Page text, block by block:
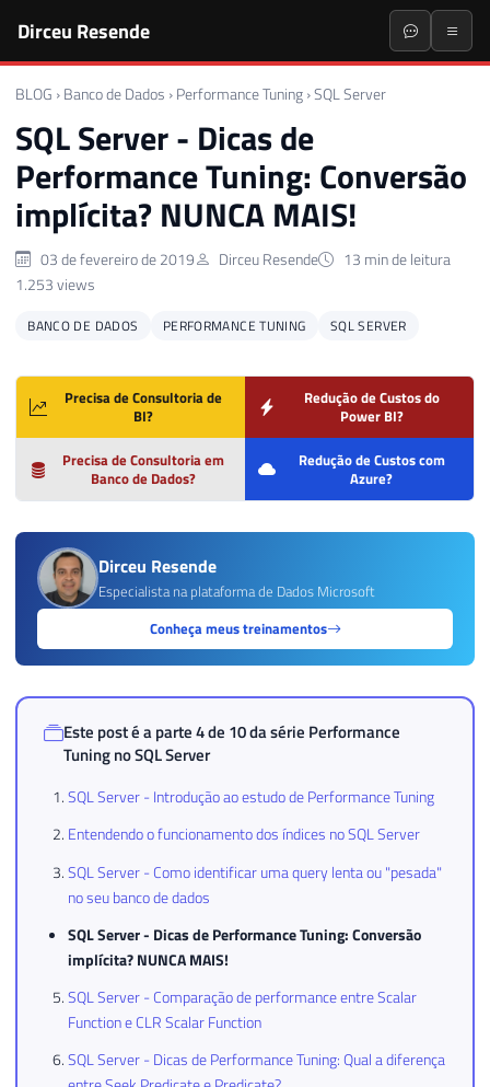
Dirceu Resende
BLOG › Banco de Dados › Performance Tuning ›SQL Server
SQL Server - Dicas de
Performance Tuning: Conversão
implícita? NUNCA MAIS!
03 de fevereiro de 2019 Dirceu Resende
13 min de leitura
1.253 views
BANCO DE DADOS PERFORMANCE TUNING SQL SERVER
Precisa de Consultoria de
BI?
Redução de Custos do
Power BI?
Precisa de Consultoria em
Banco de Dados?
Redução de Custos com
Azure?
Dirceu Resende
Especialista na plataforma de Dados Microsoft
Conheça meus treinamentos
Este post é a parte 4 de 10 da série Performance
Tuning no SQL Server
SQL Server - Introdução ao estudo de Performance Tuning
Entendendo o funcionamento dos índices no SQL Server
SQL Server - Como identificar uma query lenta ou "pesada"
no seu banco de dados
SQL Server - Dicas de Performance Tuning: Conversão
implícita? NUNCA MAIS!
SQL Server - Comparação de performance entre Scalar
Function e CLR Scalar Function
SQL Server - Dicas de Performance Tuning: Qual a diferença